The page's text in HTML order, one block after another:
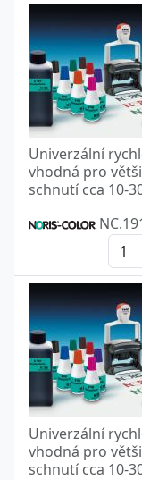
Univerzální
vhodná pro
schnutí cca 10-
Univerzální
vhodná pro
schnutí cca 10-